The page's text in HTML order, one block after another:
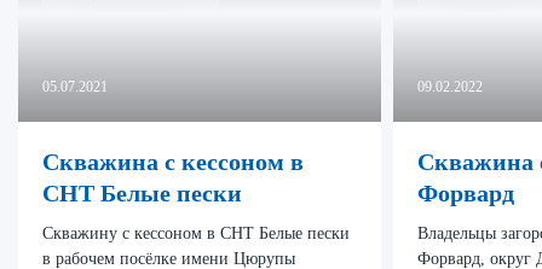
05.07.2021
Скважина с кессоном в
СНТ Белые пески
Скважину с кессоном в СНТ Белые пески
в рабочем посёлке имени Цюрупы
09.02.2022
Скважина
Форвард
Владельцы
Форвард, округ